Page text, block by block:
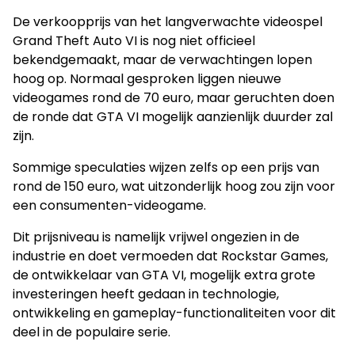
De verkoopprijs van het langverwachte videospel
Grand Theft Auto VI is nog niet officieel
bekendgemaakt, maar de verwachtingen lopen
hoog op. Normaal gesproken liggen nieuwe
videogames rond de 70 euro, maar geruchten doen
de ronde dat GTA VI mogelijk aanzienlijk duurder zal
zijn.
Sommige speculaties wijzen zelfs op een prijs van
rond de 150 euro, wat uitzonderlijk hoog zou zijn voor
een consumenten-videogame.
Dit prijsniveau is namelijk vrijwel ongezien in de
industrie en doet vermoeden dat Rockstar Games,
de ontwikkelaar van GTA VI, mogelijk extra grote
investeringen heeft gedaan in technologie,
ontwikkeling en gameplay-functionaliteiten voor dit
deel in de populaire serie.